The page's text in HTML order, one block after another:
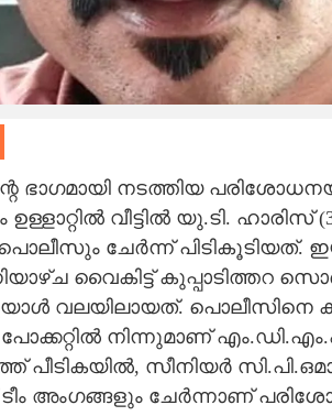
ഭാഗമായി നടത്തിയ
വീട്ടിൽ യു.ടി.
ചേർന്ന് പിടികൂടിയത്.
വൈകിട്ട് കുപ്പാടിത്തറ
വലയിലായത്. പൊലീസിനെ
പോക്കറ്റിൽ നിന്നുമാണ്
പീടികയിൽ, സീനിയർ
അംഗങ്ങളും ചേർന്നാണ്